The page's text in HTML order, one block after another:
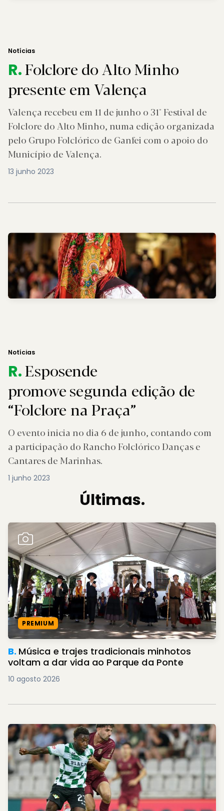
Notícias
R.Folclore do Alto Minho
presente em Valença
Valença recebeu em 11 de junho o 31° Festival de
Folclore do Alto Minho, numa edição organizada
pelo Grupo Folclórico de Ganfei com o apoio do
Município de Valença.
13 junho 2023
Notícias
R.Esposende
promove segunda edição de
“Folclore na Praça”
O evento inicia no dia 6 de junho, contando com
a participação do Rancho Folclórico Danças e
Cantares de Marinhas.
1 junho 2023
Últimas.
PREMIUM
B. Música e trajes tradicionais minhotos
voltam a dar vida ao Parque da Ponte
10 agosto 2026